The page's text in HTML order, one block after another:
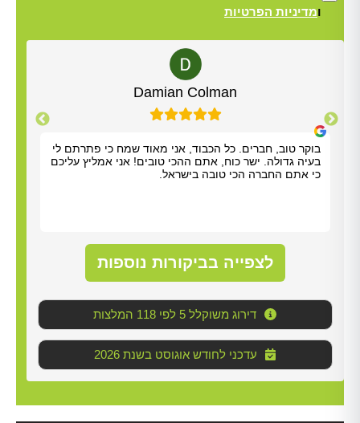
ומדיניות הפרטיות
Yisrael Woolf
תודה על כל העזרה. התרשמנו מאוד מנריה לויאני. הוא
הגיע תוך שעה, ביצע את העבודה מהר ונתן לנו הסברים
ברורים. כל הכבוד!
לצפייה בביקורות נוספות
דירוג משוקלל 5 לפי 118 המלצות
2026 עדכני לחודש אוגוסט בשנת